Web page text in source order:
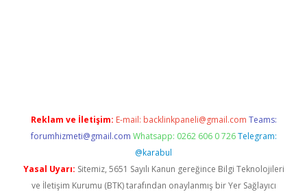
Reklam ve İletişim: E-mail: backlinkpaneli@gmail.com Teams:
forumhizmeti@gmail.com Whatsapp: 0262 606 0 726 Telegram:
@karabul
Yasal Uyarı: Sitemiz, 5651 Sayılı Kanun gereğince Bilgi Teknolojileri
ve İletişim Kurumu (BTK) tarafından onaylanmış bir Yer Sağlayıcı